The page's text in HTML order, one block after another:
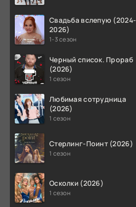
Свадьба вслепую (2024-
2026)
1-3 сезон
Черный список. Прораб
(2026)
1 сезон
Любимая сотрудница
(2026)
1 сезон
Стерлинг-Поинт (2026)
1 сезон
Осколки (2026)
1 сезон